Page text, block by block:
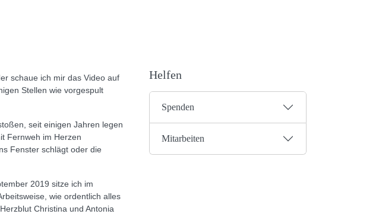
schaue ich mir das Video auf
Stellen wie vorgespult
seit einigen Jahren legen
Fernweh im Herzen
Fenster schlägt oder die
2019 sitze ich im
wie ordentlich alles
Christina und Antonia
Helfen
Spenden
Mitarbeiten